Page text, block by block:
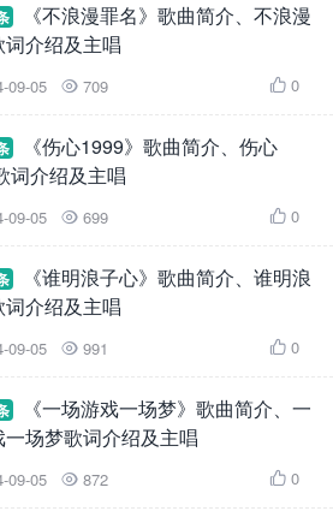
《不浪漫罪名》歌曲简介、不浪漫
介绍及主唱
09-05  709  0
《伤心1999》歌曲简介、伤心
词介绍及主唱
09-05  699  0
《谁明浪子心》歌曲简介、谁明浪
介绍及主唱
09-05  991  0
《一场游戏一场梦》歌曲简介、一
场梦歌词介绍及主唱
09-05  872  0